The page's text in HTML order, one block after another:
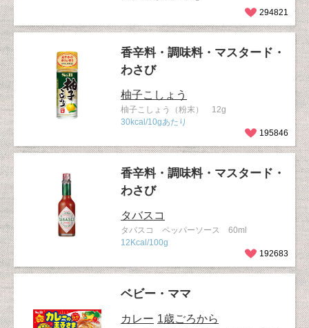
294821
香辛料・調味料・マスタード・
わさび
柚子こしょう
柚子こしょう（粉末） 12g
30kcal/10gあたり
195846
香辛料・調味料・マスタード・
わさび
タバスコ
タバスコ ペッパーソース 60ml
12Kcal/100g
192683
ベビー・ママ
カレー 1歳ごろから